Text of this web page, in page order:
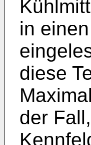
in
diese
der